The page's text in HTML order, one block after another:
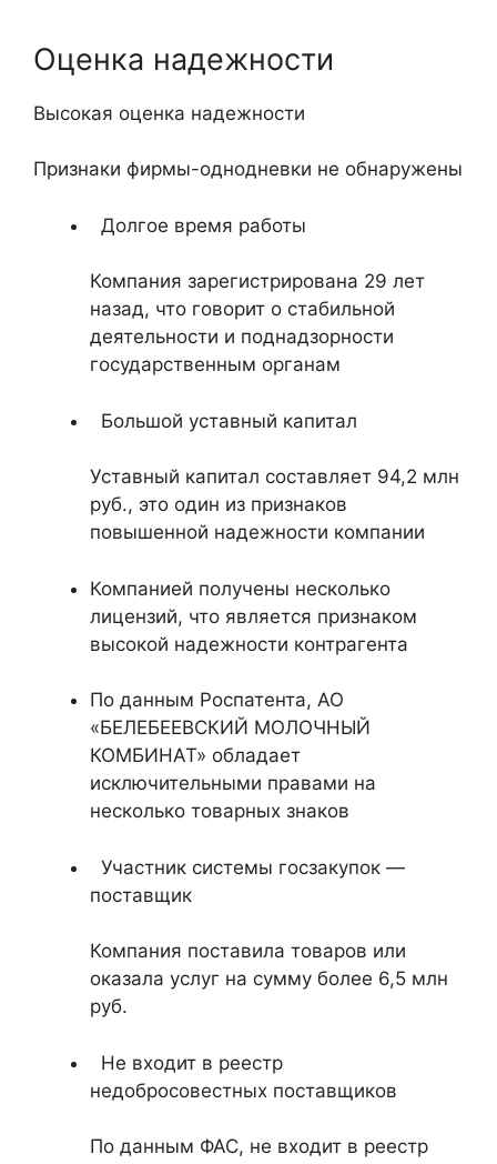
Оценка надежности
Высокая оценка надежности
Признаки фирмы-однодневки не обнаружены
Долгое время работы
Компания зарегистрирована 29 лет
назад, что говорит о стабильной
деятельности и поднадзорности
государственным органам
Большой уставный капитал
Уставный капитал составляет 94,2 млн
руб., это один из признаков
повышенной надежности компании
Компанией получены несколько
лицензий, что является признаком
высокой надежности контрагента
По данным Роспатента, АО
«БЕЛЕБЕЕВСКИЙ МОЛОЧНЫЙ
КОМБИНАТ» обладает
исключительными правами на
несколько товарных знаков
Участник системы госзакупок —
поставщик
Компания поставила товаров или
оказала услуг на сумму более 6,5 млн
руб.
Не входит в реестр
недобросовестных поставщиков
По данным ФАС, не входит в реестр